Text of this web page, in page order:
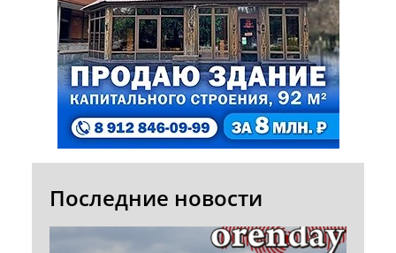
Последние новости